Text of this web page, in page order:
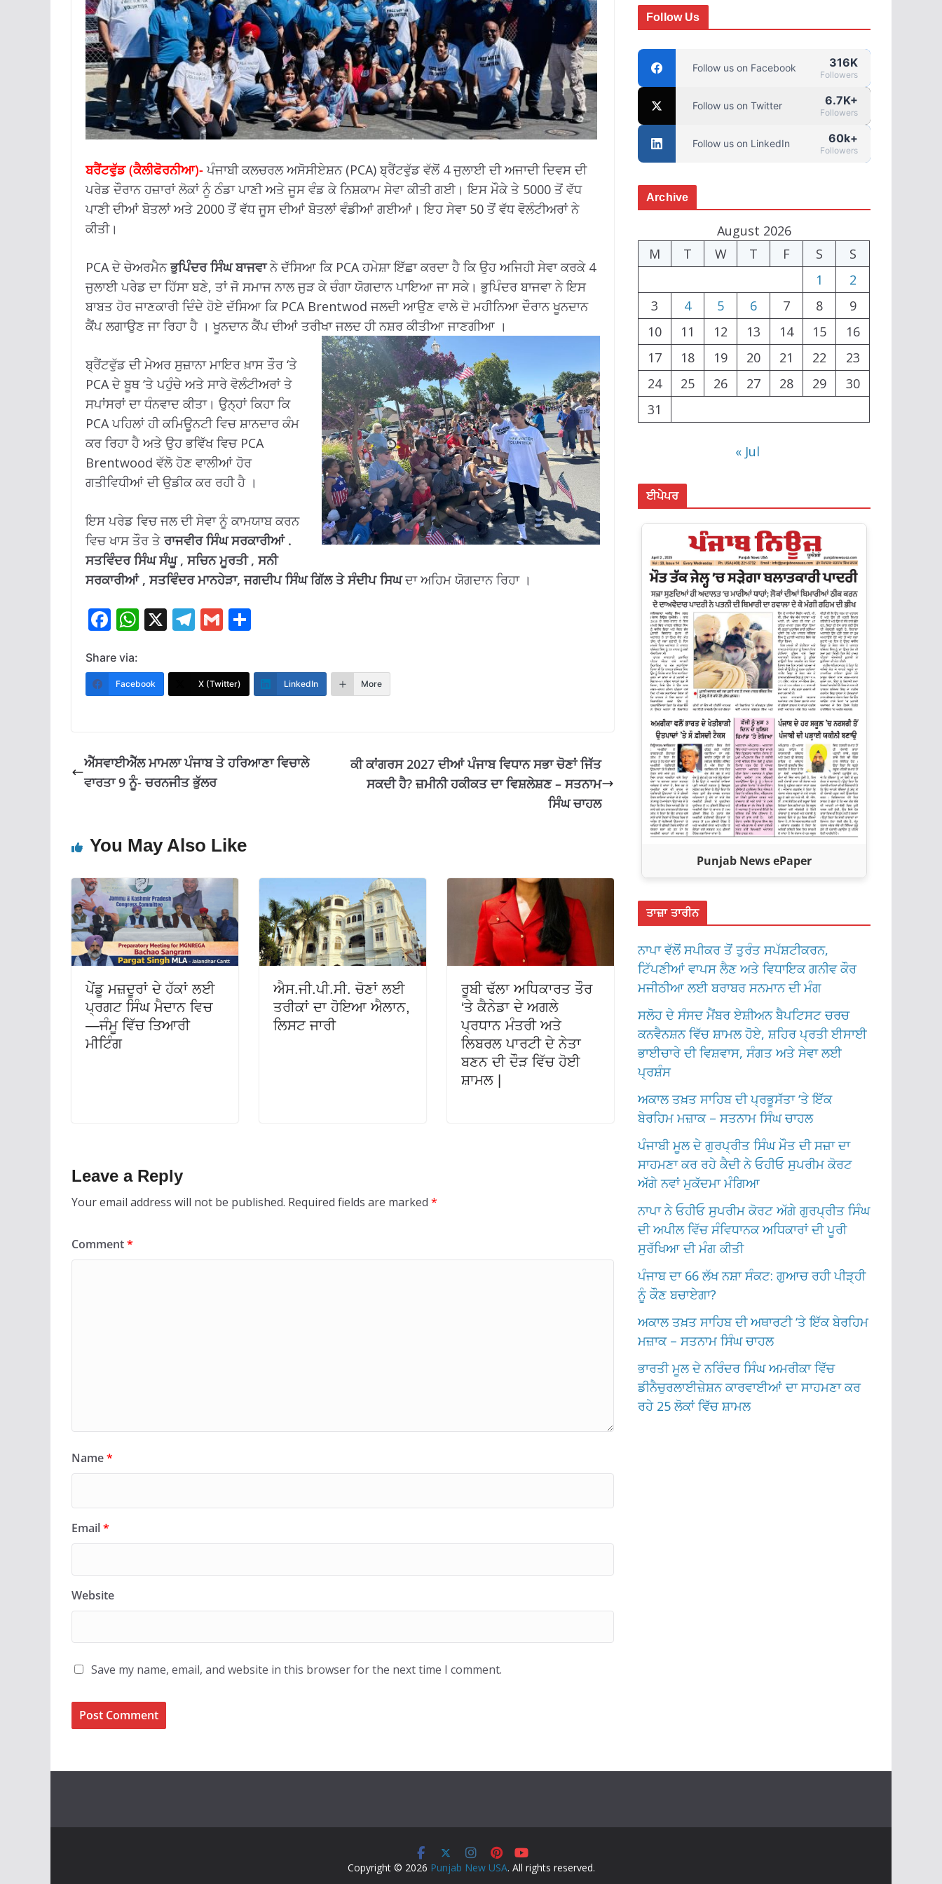
ਬਰੈਂਟਵੁੱਡ (ਕੈਲੀਫੋਰਨੀਆ)- ਪੰਜਾਬੀ ਕਲਚਰਲ ਅਸੋਸੀਏਸ਼ਨ (PCA) ਬ੍ਰੈਂਟਵੁੱਡ ਵੱਲੋਂ 4 ਜੁਲਾਈ ਦੀ ਅਜਾਦੀ ਦਿਵਸ ਦੀ
ਪਰੇਡ ਦੌਰਾਨ ਹਜ਼ਾਰਾਂ ਲੋਕਾਂ ਨੂੰ ਠੰਡਾ ਪਾਣੀ ਅਤੇ ਜੂਸ ਵੰਡ ਕੇ ਨਿਸ਼ਕਾਮ ਸੇਵਾ ਕੀਤੀ ਗਈ। ਇਸ ਮੌਕੇ ਤੇ 5000 ਤੋਂ ਵੱਧ
ਪਾਣੀ ਦੀਆਂ ਬੋਤਲਾਂ ਅਤੇ 2000 ਤੋਂ ਵੱਧ ਜੂਸ ਦੀਆਂ ਬੋਤਲਾਂ ਵੰਡੀਆਂ ਗਈਆਂ। ਇਹ ਸੇਵਾ 50 ਤੋਂ ਵੱਧ ਵੋਲੰਟੀਅਰਾਂ ਨੇ
ਕੀਤੀ।
PCA ਦੇ ਚੇਅਰਮੈਨਭੁਪਿੰਦਰ ਸਿੰਘ ਬਾਜਵਾਨੇ ਦੱਸਿਆ ਕਿ PCA ਹਮੇਸ਼ਾ ਇੱਛਾ ਕਰਦਾ ਹੈ ਕਿ ਉਹ ਅਜਿਹੀ ਸੇਵਾ ਕਰਕੇ 4
ਜੁਲਾਈ ਪਰੇਡ ਦਾ ਹਿੱਸਾ ਬਣੇ, ਤਾਂ ਜੋ ਸਮਾਜ ਨਾਲ ਜੁੜ ਕੇ ਚੰਗਾ ਯੋਗਦਾਨ ਪਾਇਆ ਜਾ ਸਕੇ। ਭੁਪਿੰਦਰ ਬਾਜਵਾ ਨੇ ਇਸ
ਬਾਬਤ ਹੋਰ ਜਾਣਕਾਰੀ ਦਿੰਦੇ ਹੋਏ ਦੱਸਿਆ ਕਿ PCA Brentwod ਜਲਦੀ ਆਉਣ ਵਾਲੇ ਦੋ ਮਹੀਨਿਆ ਦੌਰਾਨ ਖੂਨਦਾਨ
ਕੈਂਪ ਲਗਾਉਣ ਜਾ ਰਿਹਾ ਹੈ । ਖੂਨਦਾਨ ਕੈਂਪ ਦੀਆਂ ਤਰੀਖਾ ਜਲਦ ਹੀ ਨਸ਼ਰ ਕੀਤੀਆ ਜਾਣਗੀਆ ।
ਬ੍ਰੈਂਟਵੁੱਡ ਦੀ ਮੇਅਰ ਸੁਜ਼ਾਨਾ ਮਾਇਰ ਖ਼ਾਸ ਤੌਰ ‘ਤੇ
PCA ਦੇ ਬੂਥ ‘ਤੇ ਪਹੁੰਚੇ ਅਤੇ ਸਾਰੇ ਵੋਲੰਟੀਅਰਾਂ ਤੇ
ਸਪਾਂਸਰਾਂ ਦਾ ਧੰਨਵਾਦ ਕੀਤਾ। ਉਨ੍ਹਾਂ ਕਿਹਾ ਕਿ
PCA ਪਹਿਲਾਂ ਹੀ ਕਮਿਊਨਟੀ ਵਿਚ ਸ਼ਾਨਦਾਰ ਕੰਮ
ਕਰ ਰਿਹਾ ਹੈ ਅਤੇ ਉਹ ਭਵਿੱਖ ਵਿਚ PCA
Brentwood ਵੱਲੋ ਹੋਣ ਵਾਲੀਆਂ ਹੋਰ
ਗਤੀਵਿਧੀਆਂ ਦੀ ਉਡੀਕ ਕਰ ਰਹੀ ਹੈ ।
ਇਸ ਪਰੇਡ ਵਿਚ ਜਲ ਦੀ ਸੇਵਾ ਨੂੰ ਕਾਮਯਾਬ ਕਰਨ
ਵਿਚ ਖਾਸ ਤੌਰ ਤੇ ਰਾਜਵੀਰ ਸਿੰਘ ਸਰਕਾਰੀਆਂ .
ਸਤਵਿੰਦਰ ਸਿੰਘ ਸੰਘੂ , ਸਚਿਨ ਮੂਰਤੀ , ਸਨੀ
ਸਰਕਾਰੀਆਂ , ਸਤਵਿੰਦਰ ਮਾਨਹੇੜਾ, ਜਗਦੀਪ ਸਿੰਘ ਗਿੱਲ ਤੇ ਸੰਦੀਪ ਸਿਘਦਾ ਅਹਿਮ ਯੋਗਦਾਨ ਰਿਹਾ ।
F
e
b
k
W
at
s
p
X T
e
gr
G
ai
l
ar
e
Share via:
Facebook X (Twitter) LinkedIn More
ਐੱਸਵਾਈਐੱਲ ਮਾਮਲਾ ਪੰਜਾਬ ਤੇ ਹਰਿਆਣਾ ਵਿਚਾਲੇ
ਵਾਰਤਾ 9 ਨੂੰ- ਚਰਨਜੀਤ ਭੁੱਲਰ
ਕੀ ਕਾਂਗਰਸ 2027 ਦੀਆਂ ਪੰਜਾਬ ਵਿਧਾਨ ਸਭਾ ਚੋਣਾਂ ਜਿੱਤ
ਸਕਦੀ ਹੈ? ਜ਼ਮੀਨੀ ਹਕੀਕਤ ਦਾ ਵਿਸ਼ਲੇਸ਼ਣ – ਸਤਨਾਮ
ਸਿੰਘ ਚਾਹਲ
You May Also Like
ਪੇਂਡੂ ਮਜ਼ਦੂਰਾਂ ਦੇ ਹੱਕਾਂ ਲਈ
ਪ੍ਰਗਟ ਸਿੰਘ ਮੈਦਾਨ ਵਿਚ
—ਜੰਮੂ ਵਿੱਚ ਤਿਆਰੀ
ਮੀਟਿੰਗ
ਐਸ.ਜੀ.ਪੀ.ਸੀ. ਚੋਣਾਂ ਲਈ
ਤਰੀਕਾਂ ਦਾ ਹੋਇਆ ਐਲਾਨ,
ਲਿਸਟ ਜਾਰੀ
ਰੂਬੀ ਢੱਲਾ ਅਧਿਕਾਰਤ ਤੌਰ
‘ਤੇ ਕੈਨੇਡਾ ਦੇ ਅਗਲੇ
ਪ੍ਰਧਾਨ ਮੰਤਰੀ ਅਤੇ
ਲਿਬਰਲ ਪਾਰਟੀ ਦੇ ਨੇਤਾ
ਬਣਨ ਦੀ ਦੌੜ ਵਿੱਚ ਹੋਈ
ਸ਼ਾਮਲ |
Leave a Reply
Your email address will not be published. Required fields are marked *
Comment*
Name*
Email*
Website
Save my name, email, and website in this browser for the next time I comment.
Follow Us
Follow us on Facebook 316K
Followers
Follow us on Twitter 6.7K+
Followers
Follow us on LinkedIn 60k+
Followers
Archive
August 2026
M
T W T F S
S
1
2
3
4 5 6 7 8
9
10
11 12 13 14 15
16
17
18 19 20 21 22
23
24
25 26 27 28 29
30
31
« Jul
ਈਪੇਪਰ
Punjab News ePaper
ਤਾਜ਼ਾ ਤਾਰੀਨ
ਨਾਪਾ ਵੱਲੋਂ ਸਪੀਕਰ ਤੋਂ ਤੁਰੰਤ ਸਪੱਸ਼ਟੀਕਰਨ,
ਟਿੱਪਣੀਆਂ ਵਾਪਸ ਲੈਣ ਅਤੇ ਵਿਧਾਇਕ ਗਨੀਵ ਕੌਰ
ਮਜੀਠੀਆ ਲਈ ਬਰਾਬਰ ਸਨਮਾਨ ਦੀ ਮੰਗ
ਸਲੋਹ ਦੇ ਸੰਸਦ ਮੈਂਬਰ ਏਸ਼ੀਅਨ ਬੈਪਟਿਸਟ ਚਰਚ
ਕਨਵੈਨਸ਼ਨ ਵਿੱਚ ਸ਼ਾਮਲ ਹੋਏ, ਸ਼ਹਿਰ ਪ੍ਰਤੀ ਈਸਾਈ
ਭਾਈਚਾਰੇ ਦੀ ਵਿਸ਼ਵਾਸ, ਸੰਗਤ ਅਤੇ ਸੇਵਾ ਲਈ
ਪ੍ਰਸ਼ੰਸ
ਅਕਾਲ ਤਖ਼ਤ ਸਾਹਿਬ ਦੀ ਪ੍ਰਭੂਸੱਤਾ ‘ਤੇ ਇੱਕ
ਬੇਰਹਿਮ ਮਜ਼ਾਕ – ਸਤਨਾਮ ਸਿੰਘ ਚਾਹਲ
ਪੰਜਾਬੀ ਮੂਲ ਦੇ ਗੁਰਪ੍ਰੀਤ ਸਿੰਘ ਮੌਤ ਦੀ ਸਜ਼ਾ ਦਾ
ਸਾਹਮਣਾ ਕਰ ਰਹੇ ਕੈਦੀ ਨੇ ਓਹੀਓ ਸੁਪਰੀਮ ਕੋਰਟ
ਅੱਗੇ ਨਵਾਂ ਮੁਕੱਦਮਾ ਮੰਗਿਆ
ਨਾਪਾ ਨੇ ਓਹੀਓ ਸੁਪਰੀਮ ਕੋਰਟ ਅੱਗੇ ਗੁਰਪ੍ਰੀਤ ਸਿੰਘ
ਦੀ ਅਪੀਲ ਵਿੱਚ ਸੰਵਿਧਾਨਕ ਅਧਿਕਾਰਾਂ ਦੀ ਪੂਰੀ
ਸੁਰੱਖਿਆ ਦੀ ਮੰਗ ਕੀਤੀ
ਪੰਜਾਬ ਦਾ 66 ਲੱਖ ਨਸ਼ਾ ਸੰਕਟ: ਗੁਆਚ ਰਹੀ ਪੀੜ੍ਹੀ
ਨੂੰ ਕੌਣ ਬਚਾਏਗਾ?
ਅਕਾਲ ਤਖ਼ਤ ਸਾਹਿਬ ਦੀ ਅਥਾਰਟੀ ‘ਤੇ ਇੱਕ ਬੇਰਹਿਮ
ਮਜ਼ਾਕ – ਸਤਨਾਮ ਸਿੰਘ ਚਾਹਲ
ਭਾਰਤੀ ਮੂਲ ਦੇ ਨਰਿੰਦਰ ਸਿੰਘ ਅਮਰੀਕਾ ਵਿੱਚ
ਡੀਨੈਚੁਰਲਾਈਜ਼ੇਸ਼ਨ ਕਾਰਵਾਈਆਂ ਦਾ ਸਾਹਮਣਾ ਕਰ
ਰਹੇ 25 ਲੋਕਾਂ ਵਿੱਚ ਸ਼ਾਮਲ
Copyright © 2026 Punjab New USA. All rights reserved.